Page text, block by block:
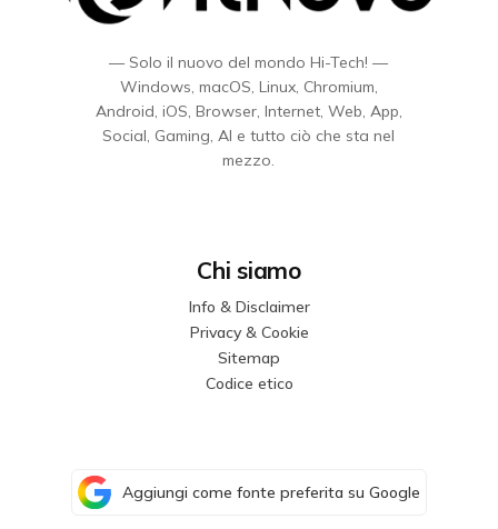
— Solo il nuovo del mondo Hi-Tech! —
Windows, macOS, Linux, Chromium,
Android, iOS, Browser, Internet, Web, App,
Social, Gaming, AI e tutto ciò che sta nel
mezzo.
Chi siamo
Info & Disclaimer
Privacy & Cookie
Sitemap
Codice etico
Aggiungi come fonte preferita su Google